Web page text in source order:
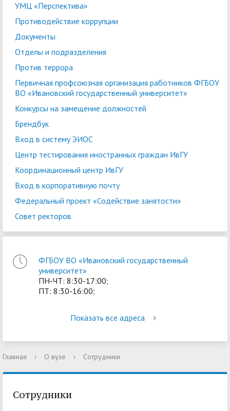
УМЦ «Перспектива»
Противодействие коррупции
Документы
Отделы и подразделения
Против террора
Первичная профсоюзная организация работников ФГБОУ
ВО «Ивановский государственный университет»
Конкурсы на замещение должностей
Брендбук
Вход в систему ЭИОС
Центр тестирования иностранных граждан ИвГУ
Координационный центр ИвГУ
Вход в корпоративную почту
Федеральный проект «Содействие занятости»
Совет ректоров
ФГБОУ ВО «Ивановский государственный
университет»
ПН-ЧТ: 8:30-17:00;
ПТ: 8:30-16:00;
Показать все адреса
Главная › О вузе › Сотрудники
Сотрудники